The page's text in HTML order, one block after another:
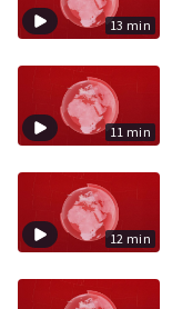
13 min
11 min
12 min